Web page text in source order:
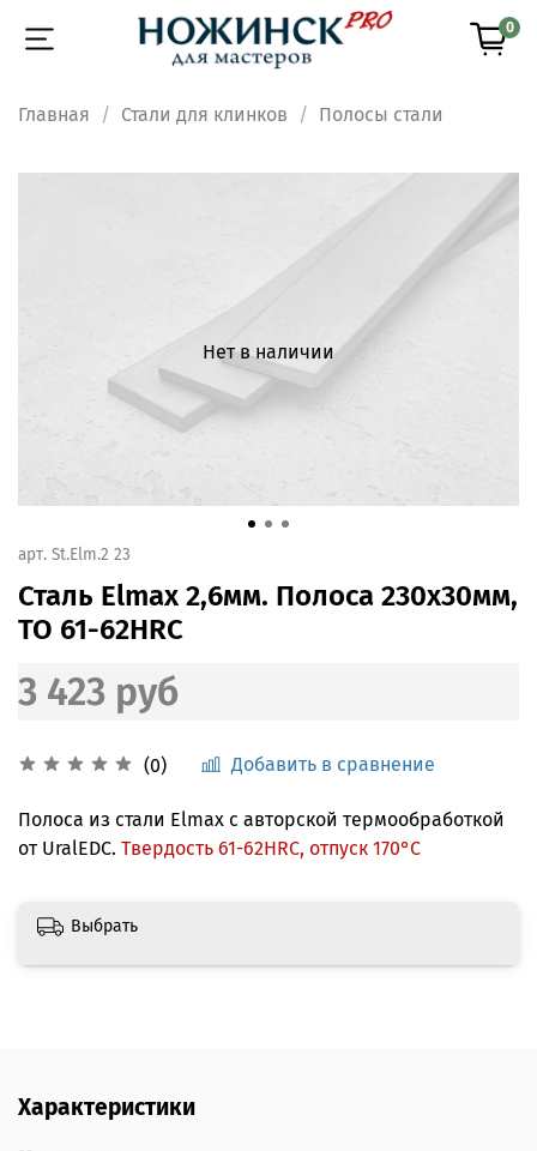
0
Главная Стали для клинков Полосы стали
Нет в наличии
арт. St.Elm.2 23
Сталь Elmax 2,6мм. Полоса 230x30мм,
ТО 61-62HRC
(0) Добавить в сравнение
3 423 руб
Полоса из стали Elmax с авторской термообработкой
от UralEDC. Твердость 61-62HRC, отпуск 170°С
Выбрать
Характеристики